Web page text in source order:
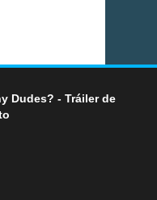
Dudes? - Tráiler de